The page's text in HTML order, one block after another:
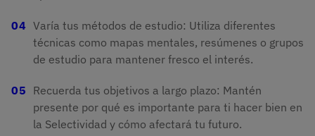
Varía tus métodos de estudio: Utiliza diferentes
técnicas como mapas mentales, resúmenes o grupos
de estudio para mantener fresco el interés.
Recuerda tus objetivos a largo plazo: Mantén
presente por qué es importante para ti hacer bien en
la Selectividad y cómo afectará tu futuro.